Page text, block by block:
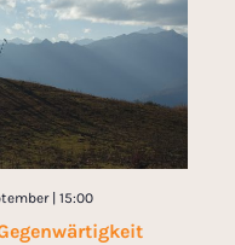
| 15:00